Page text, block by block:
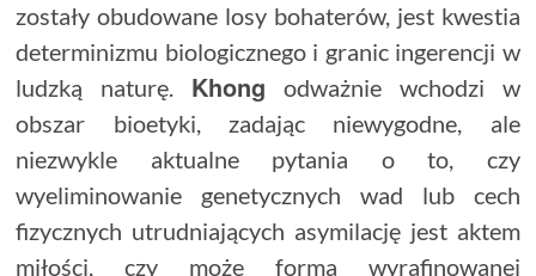
zostały obudowane losy bohaterów, jest kwestia
determinizmu biologicznego i granic ingerencji w
ludzką naturę. Khong odważnie wchodzi w
obszar bioetyki, zadając niewygodne, ale
niezwykle aktualne pytania o to, czy
wyeliminowanie genetycznych wad lub cech
fizycznych utrudniających asymilację jest aktem
miłości, czy może formą wyrafinowanej